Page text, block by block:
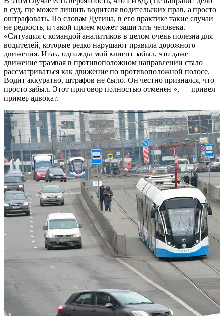
в суд, где может лишить водителя водительских прав, а просто
оштрафовать. По словам Дугина, в его практике такие случаи
не редкость, и такой прием может защитить человека.
«Ситуация с командой аналитиков в целом очень полезна для
водителей, которые редко нарушают правила дорожного
движения. Итак, однажды мой клиент забыл, что даже
движение трамвая в противоположном направлении стало
рассматриваться как движение по противоположной полосе.
Водит аккуратно, штрафов не было. Он честно признался, что
просто забыл. Этот приговор полностью отменен », — привел
пример адвокат.